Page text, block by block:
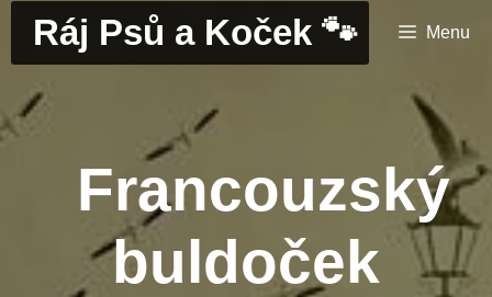
PřeskočitRáj Psů a Koček 🐾 Menu
Francouzský
buldoček